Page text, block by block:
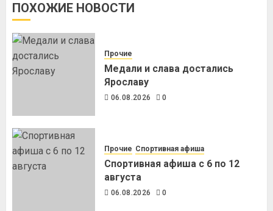
ПОХОЖИЕ НОВОСТИ
Прочие
Медали и слава достались
Ярославу
06.08.2026 0
Прочие Спортивная афиша
Спортивная афиша с 6 по 12
августа
06.08.2026 0